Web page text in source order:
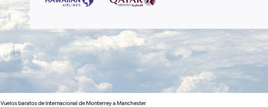
Vuelos baratos de Internacional de Monterrey a Manchester